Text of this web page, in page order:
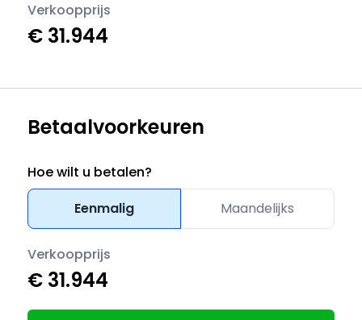
Camera/ Stoelverw./ Stuurverw./ 19"
LMV
Verkoopprijs
€ 31.944
Betaalvoorkeuren
Hoe wilt u betalen?
Eenmalig
Maandelijks
Verkoopprijs
€ 31.944